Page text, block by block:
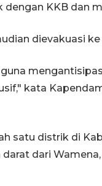
KKB dan
dievakuasi ke
kata
satu distrik di
dari